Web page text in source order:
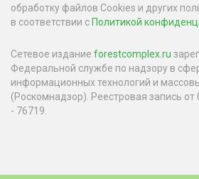
обработку файлов Cookies и других
в соответствии сПолитикой
Сетевое издание forestcomplex.ru
Федеральной службе по надзору в
информационных технологий и
(Роскомнадзор). Реестровая запись
- 76719.